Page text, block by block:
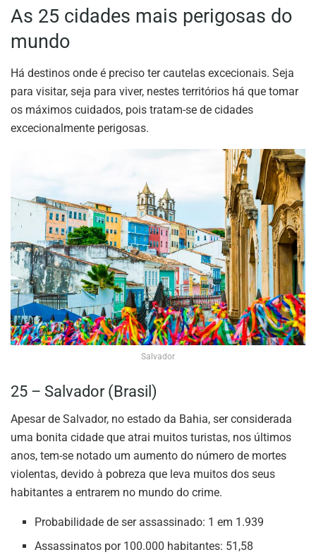
As 25 cidades mais perigosas do
mundo
Há destinos onde é preciso ter cautelas excecionais. Seja
para visitar, seja para viver, nestes territórios há que tomar
os máximos cuidados, pois tratam-se de cidades
excecionalmente perigosas.
Salvador
25 – Salvador (Brasil)
Apesar de Salvador, no estado da Bahia, ser considerada
uma bonita cidade que atrai muitos turistas, nos últimos
anos, tem-se notado um aumento do número de mortes
violentas, devido à pobreza que leva muitos dos seus
habitantes a entrarem no mundo do crime.
Probabilidade de ser assassinado: 1 em 1.939
Assassinatos por 100.000 habitantes: 51,58